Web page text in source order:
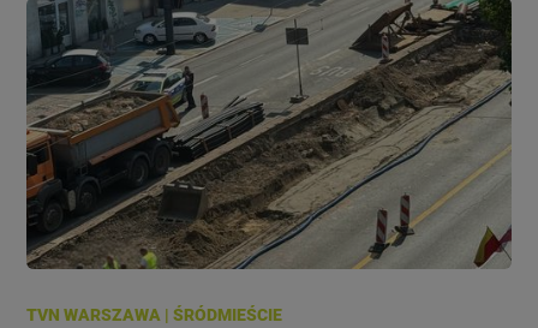
TVN WARSZAWA |ŚRÓDMIEŚCIE